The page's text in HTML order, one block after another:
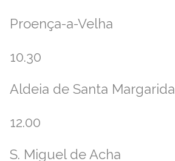
Proença-a-Velha
10.30
Aldeia de Santa Margarida
12.00
S. Miguel de Acha